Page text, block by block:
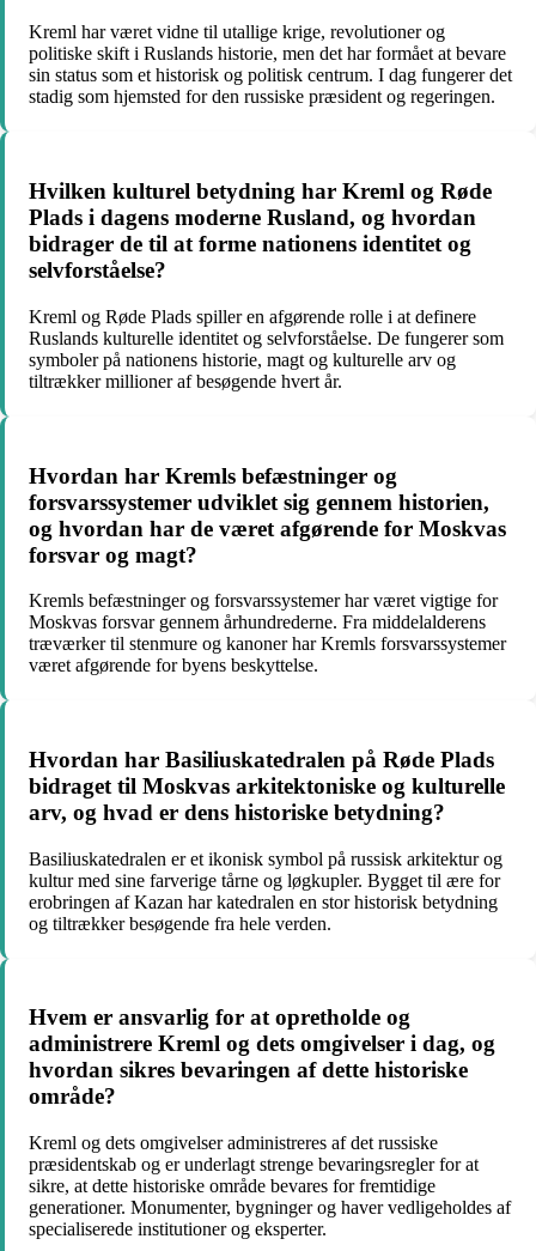
Kreml har været vidne til utallige krige, revolutioner og
politiske skift i Ruslands historie, men det har formået at bevare
sin status som et historisk og politisk centrum. I dag fungerer det
stadig som hjemsted for den russiske præsident og regeringen.
Hvilken kulturel betydning har Kreml og Røde
Plads i dagens moderne Rusland, og hvordan
bidrager de til at forme nationens identitet og
selvforståelse?
Kreml og Røde Plads spiller en afgørende rolle i at definere
Ruslands kulturelle identitet og selvforståelse. De fungerer som
symboler på nationens historie, magt og kulturelle arv og
tiltrækker millioner af besøgende hvert år.
Hvordan har Kremls befæstninger og
forsvarssystemer udviklet sig gennem historien,
og hvordan har de været afgørende for Moskvas
forsvar og magt?
Kremls befæstninger og forsvarssystemer har været vigtige for
Moskvas forsvar gennem århundrederne. Fra middelalderens
træværker til stenmure og kanoner har Kremls forsvarssystemer
været afgørende for byens beskyttelse.
Hvordan har Basiliuskatedralen på Røde Plads
bidraget til Moskvas arkitektoniske og kulturelle
arv, og hvad er dens historiske betydning?
Basiliuskatedralen er et ikonisk symbol på russisk arkitektur og
kultur med sine farverige tårne og løgkupler. Bygget til ære for
erobringen af Kazan har katedralen en stor historisk betydning
og tiltrækker besøgende fra hele verden.
Hvem er ansvarlig for at opretholde og
administrere Kreml og dets omgivelser i dag, og
hvordan sikres bevaringen af dette historiske
område?
Kreml og dets omgivelser administreres af det russiske
præsidentskab og er underlagt strenge bevaringsregler for at
sikre, at dette historiske område bevares for fremtidige
generationer. Monumenter, bygninger og haver vedligeholdes af
specialiserede institutioner og eksperter.